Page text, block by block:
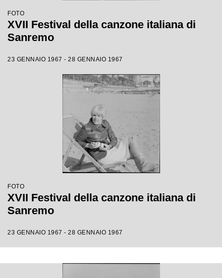
FOTO
XVII Festival della canzone italiana di
Sanremo
23 GENNAIO 1967 - 28 GENNAIO 1967
FOTO
XVII Festival della canzone italiana di
Sanremo
23 GENNAIO 1967 - 28 GENNAIO 1967